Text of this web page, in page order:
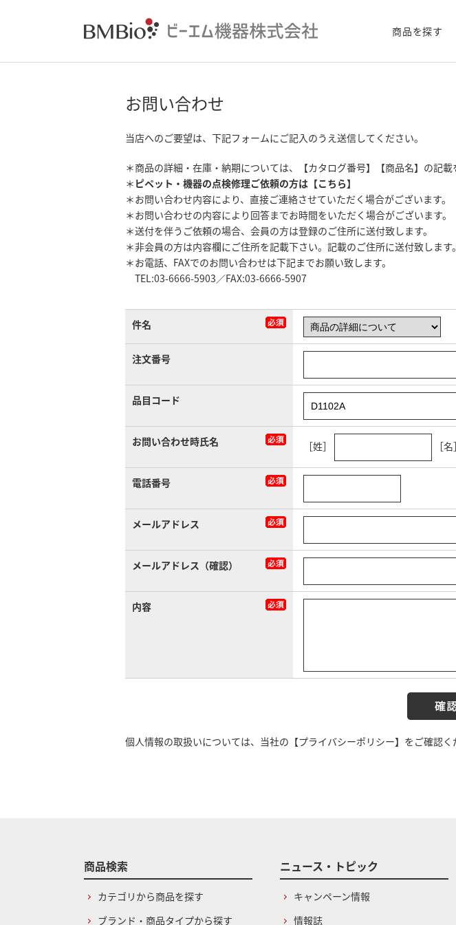
商品を探す
お問い合わせ
当店へのご要望は、下記フォームにご記入のうえ送信してください。
＊商品の詳細・在庫・納期については、【カタログ番号】【商品名】の記載
＊ ピペット・機器の点検修理ご依頼の方は【こちら】
＊お問い合わせ内容により、直接ご連絡させていただく場合がございます。
＊お問い合わせの内容により回答までお時間をいただく場合がございます。
＊送付を伴うご依頼の場合、会員の方は登録のご住所に送付致します。
＊非会員の方は内容欄にご住所を記載下さい。記載のご住所に送付致します。
＊お電話、FAXでのお問い合わせは下記までお願い致します。
TEL:03-6666-5903／FAX:03-6666-5907
件名
注文番号
品目コード
お問い合わせ時氏名 ［姓］ ［名
電話番号
メールアドレス
メールアドレス（確認）
内容
個人情報の取扱いについては、当社の 【プライバシーポリシー】 をご確認く
商品検索
カテゴリから商品を探す
ブランド・商品タイプから探す
ニュース・トピック
キャンペーン情報
情報誌